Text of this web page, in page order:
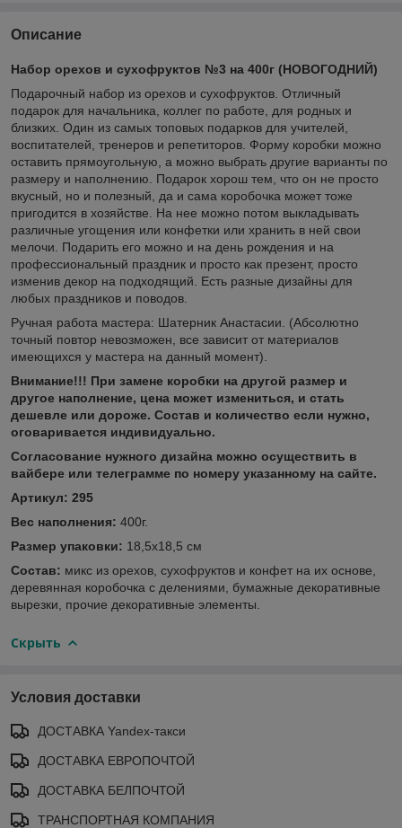
Описание
Набор орехов и сухофруктов №3 на 400г (НОВОГОДНИЙ)
Подарочный набор из орехов и сухофруктов. Отличный
подарок для начальника, коллег по работе, для родных и
близких. Один из самых топовых подарков для учителей,
воспитателей, тренеров и репетиторов. Форму коробки можно
оставить прямоугольную, а можно выбрать другие варианты по
размеру и наполнению. Подарок хорош тем, что он не просто
вкусный, но и полезный, да и сама коробочка может тоже
пригодится в хозяйстве. На нее можно потом выкладывать
различные угощения или конфетки или хранить в ней свои
мелочи. Подарить его можно и на день рождения и на
профессиональный праздник и просто как презент, просто
изменив декор на подходящий. Есть разные дизайны для
любых праздников и поводов.
Ручная работа мастера: Шатерник Анастасии. (Абсолютно
точный повтор невозможен, все зависит от материалов
имеющихся у мастера на данный момент).
Внимание!!! При замене коробки на другой размер и
другое наполнение, цена может измениться, и стать
дешевле или дороже. Состав и количество если нужно,
оговаривается индивидуально.
Согласование нужного дизайна можно осуществить в
вайбере или телеграмме по номеру указанному на сайте.
Артикул: 295
Вес наполнения: 400г.
Размер упаковки: 18,5х18,5 см
Состав: микс из орехов, сухофруктов и конфет на их основе,
деревянная коробочка с делениями, бумажные декоративные
вырезки, прочие декоративные элементы.
Скрыть
Условия доставки
ДОСТАВКА Yandex-такси
ДОСТАВКА ЕВРОПОЧТОЙ
ДОСТАВКА БЕЛПОЧТОЙ
ТРАНСПОРТНАЯ КОМПАНИЯ